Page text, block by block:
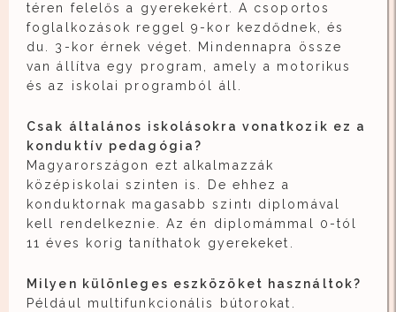
téren felelős a gyerekekért. A csoportos
foglalkozások reggel 9-kor kezdődnek, és
du. 3-kor érnek véget. Mindennapra össze
van állítva egy program, amely a motorikus
és az iskolai programból áll.
Csak általános iskolásokra vonatkozik ez a
konduktív pedagógia?
Magyarországon ezt alkalmazzák
középiskolai szinten is. De ehhez a
konduktornak magasabb szintı diplomával
kell rendelkeznie. Az én diplomámmal 0-tól
11 éves korig taníthatok gyerekeket.
Milyen különleges eszközöket használtok?
Például multifunkcionális bútorokat.